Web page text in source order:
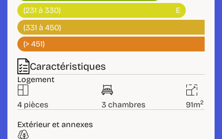
Caractéristiques
Logement
4 pièces 3 chambres 91m2
Extérieur et annexes